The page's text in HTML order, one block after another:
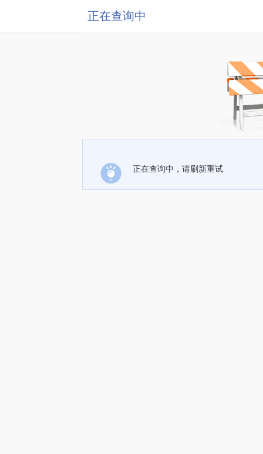
正在查询中
正在查询中，请刷新重试